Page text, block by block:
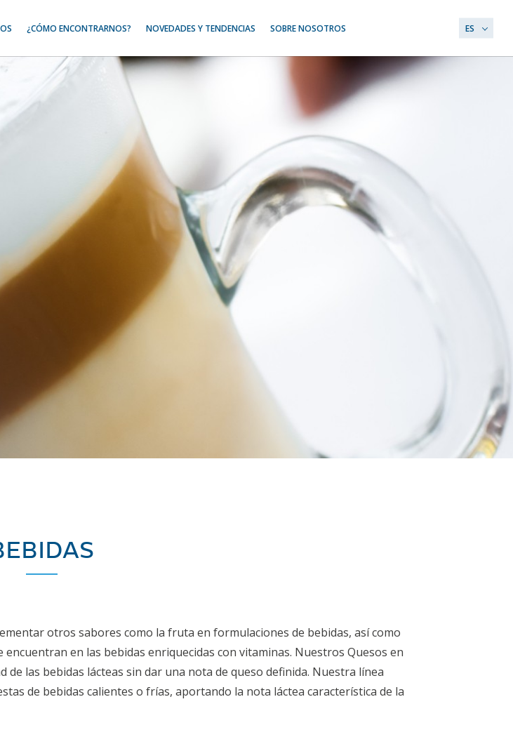
¿CÓMO ENCONTRARNOS? NOVEDADES Y TENDENCIAS SOBRE NOSOTROS ES
otros sabores como la fruta en formulaciones de bebidas, así como
en las bebidas enriquecidas con vitaminas. Nuestros Quesos en
las bebidas lácteas sin dar una nota de queso definida. Nuestra línea
de bebidas calientes o frías, aportando la nota láctea característica de la